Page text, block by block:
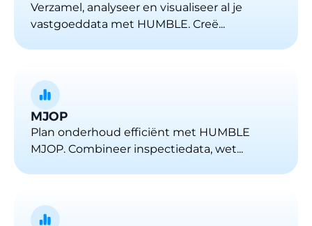
Verzamel, analyseer en visualiseer al je
vastgoeddata met HUMBLE. Creë...
MJOP
Plan onderhoud efficiënt met HUMBLE
MJOP. Combineer inspectiedata, wet...